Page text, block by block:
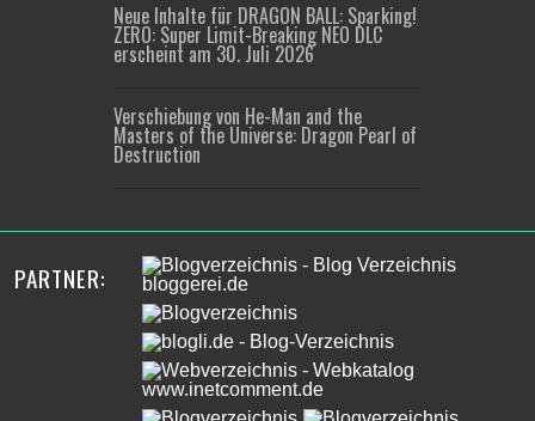
Neue Inhalte für DRAGON BALL: Sparking!
ZERO: Super Limit-Breaking NEO DLC
erscheint am 30. Juli 2026
Verschiebung von He-Man and the
Masters of the Universe: Dragon Pearl of
Destruction
PARTNER: